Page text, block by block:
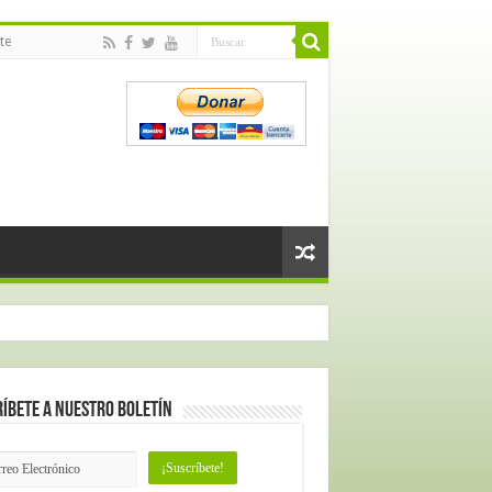
a nuestro Boletín